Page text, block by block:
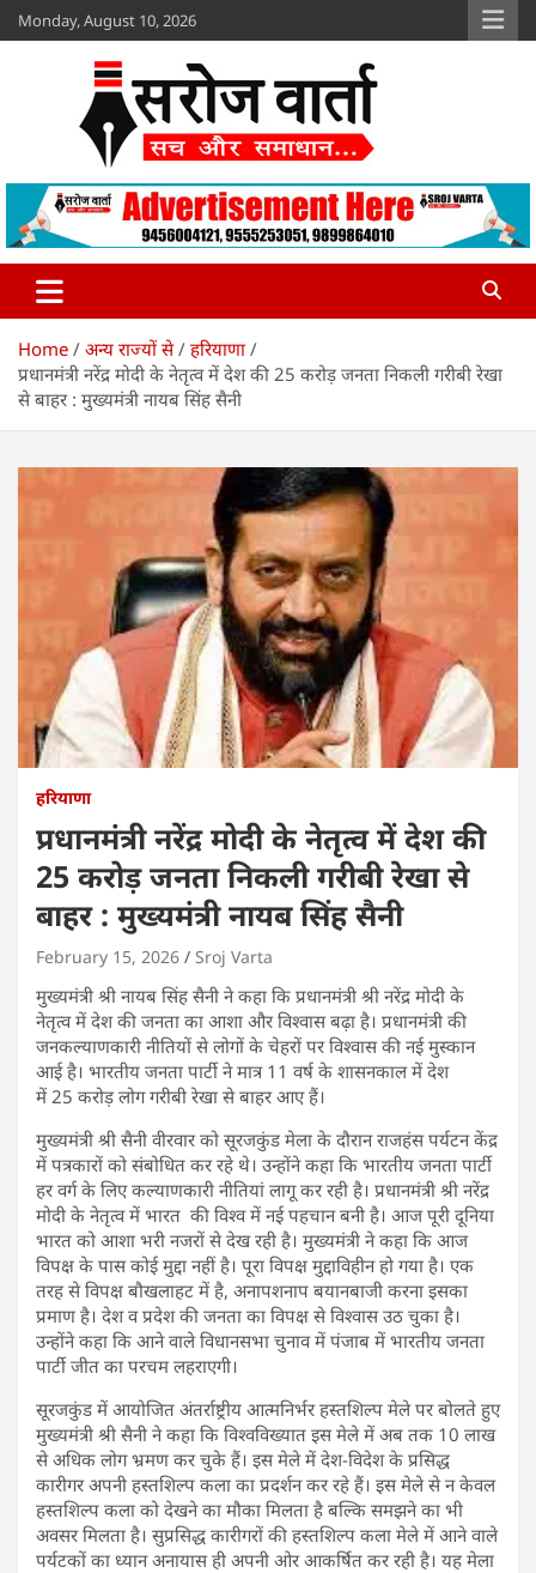
Skip
to
Monday, August 10, 2026
Sroj Varta
www.srojvarta.in
Home अन्य राज्यों से
हरियाणा
प्रधानमंत्री नरेंद्र मोदी के नेतृत्व में देश की 25 करोड़ जनता निकली गरीबी रेखा
से बाहर : मुख्यमंत्री नायब सिंह सैनी
हरियाणा
प्रधानमंत्री नरेंद्र मोदी के नेतृत्व में देश की
25 करोड़ जनता निकली गरीबी रेखा से
बाहर : मुख्यमंत्री नायब सिंह सैनी
February 15, 2026 Sroj Varta
मुख्यमंत्री श्री नायब सिंह सैनी ने कहा कि प्रधानमंत्री श्री नरेंद्र मोदी के
नेतृत्व में देश की जनता का आशा और विश्वास बढ़ा है। प्रधानमंत्री की
जनकल्याणकारी नीतियों से लोगों के चेहरों पर विश्वास की नई मुस्कान
आई है। भारतीय जनता पार्टी ने मात्र 11 वर्ष के शासनकाल में देश
में 25 करोड़ लोग गरीबी रेखा से बाहर आए हैं।
मुख्यमंत्री श्री सैनी वीरवार को सूरजकुंड मेला के दौरान राजहंस पर्यटन केंद्र
में पत्रकारों को संबोधित कर रहे थे। उन्होंने कहा कि भारतीय जनता पार्टी
हर वर्ग के लिए कल्याणकारी नीतियां लागू कर रही है। प्रधानमंत्री श्री नरेंद्र
मोदी के नेतृत्व में भारत की विश्व में नई पहचान बनी है। आज पूरी दूनिया
भारत को आशा भरी नजरों से देख रही है। मुख्यमंत्री ने कहा कि आज
विपक्ष के पास कोई मुद्दा नहीं है। पूरा विपक्ष मुद्दाविहीन हो गया है। एक
तरह से विपक्ष बौखलाहट में है, अनापशनाप बयानबाजी करना इसका
प्रमाण है। देश व प्रदेश की जनता का विपक्ष से विश्वास उठ चुका है।
उन्होंने कहा कि आने वाले विधानसभा चुनाव में पंजाब में भारतीय जनता
पार्टी जीत का परचम लहराएगी।
सूरजकुंड में आयोजित अंतर्राष्ट्रीय आत्मनिर्भर हस्तशिल्प मेले पर बोलते हुए
मुख्यमंत्री श्री सैनी ने कहा कि विश्वविख्यात इस मेले में अब तक 10 लाख
से अधिक लोग भ्रमण कर चुके हैं। इस मेले में देश-विदेश के प्रसिद्ध
कारीगर अपनी हस्तशिल्प कला का प्रदर्शन कर रहे हैं। इस मेले से न केवल
हस्तशिल्प कला को देखने का मौका मिलता है बल्कि समझने का भी
अवसर मिलता है। सुप्रसिद्ध कारीगरों की हस्तशिल्प कला मेले में आने वाले
पर्यटकों का ध्यान अनायास ही अपनी ओर आकर्षित कर रही है। यह मेला